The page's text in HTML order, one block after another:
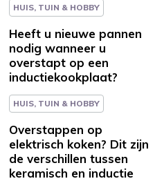
HUIS, TUIN & HOBBY
Heeft u nieuwe pannen
nodig wanneer u
overstapt op een
inductiekookplaat?
HUIS, TUIN & HOBBY
Overstappen op
elektrisch koken? Dit zijn
de verschillen tussen
keramisch en inductie